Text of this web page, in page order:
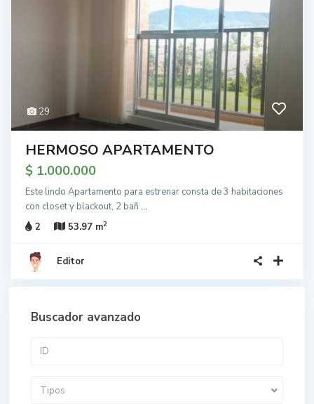
29
HERMOSO APARTAMENTO
$ 1.000.000
Este lindo Apartamento para estrenar consta de 3 habitaciones
con closet y blackout, 2 bañ ...
2
53.97 m2
Editor
Buscador avanzado
Tipos